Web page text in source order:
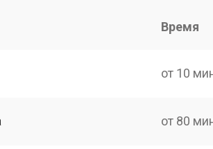
Время
от 10
от 80